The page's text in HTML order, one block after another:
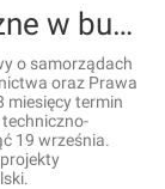
Obecne warunki techniczne w budownictwie zostaną wydłużone o 18 miesięcy
o samorządach
oraz Prawa
miesięcy termin
19 września.